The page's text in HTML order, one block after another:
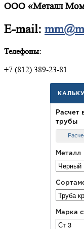
ООО «Металл
E-mail:
Телефоны:
+7 (812) 389-23-81